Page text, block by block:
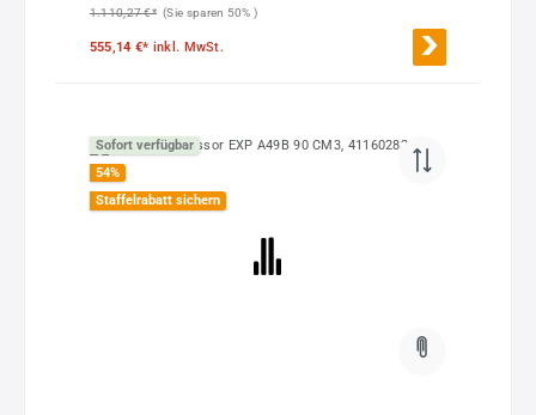
1.110,27 €* (Sie sparen 50% )
555,14 €* inkl. MwSt.
Sofort verfügbar
54%
Staffelrabatt sichern